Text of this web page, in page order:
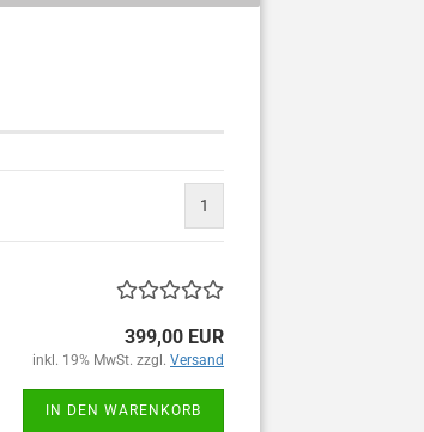
1
399,00 EUR
inkl. 19% MwSt. zzgl. Versand
IN DEN WARENKORB